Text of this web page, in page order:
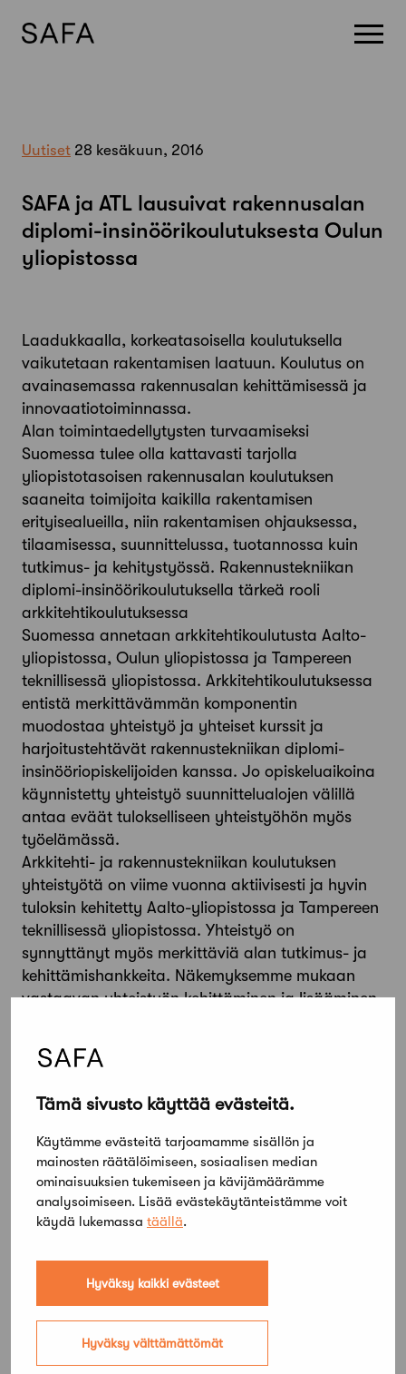
Tämä sivusto käyttää evästeitä.
Käytämme evästeitä tarjoamamme sisällön ja
mainosten räätälöimiseen, sosiaalisen median
ominaisuuksien tukemiseen ja kävijämäärämme
analysoimiseen. Lisää evästekäytänteistämme voit
käydä lukemassa täällä.
Hyväksy kaikki evästeet
Hyväksy välttämättömät
Uutiset 28 kesäkuun, 2016
SAFA ja ATL lausuivat rakennusalan
diplomi-insinöörikoulutuksesta Oulun
yliopistossa
Laadukkaalla, korkeatasoisella koulutuksella
vaikutetaan rakentamisen laatuun. Koulutus on
avainasemassa rakennusalan kehittämisessä ja
innovaatiotoiminnassa.
Alan toimintaedellytysten turvaamiseksi
Suomessa tulee olla kattavasti tarjolla
yliopistotasoisen rakennusalan koulutuksen
saaneita toimijoita kaikilla rakentamisen
erityisealueilla, niin rakentamisen ohjauksessa,
tilaamisessa, suunnittelussa, tuotannossa kuin
tutkimus- ja kehitystyössä. Rakennustekniikan
diplomi-insinöörikoulutuksella tärkeä rooli
arkkitehtikoulutuksessa
Suomessa annetaan arkkitehtikoulutusta Aalto-
yliopistossa, Oulun yliopistossa ja Tampereen
teknillisessä yliopistossa. Arkkitehtikoulutuksessa
entistä merkittävämmän komponentin
muodostaa yhteistyö ja yhteiset kurssit ja
harjoitustehtävät rakennustekniikan diplomi-
insinööriopiskelijoiden kanssa. Jo opiskeluaikoina
käynnistetty yhteistyö suunnittelualojen välillä
antaa eväät tulokselliseen yhteistyöhön myös
työelämässä.
Arkkitehti- ja rakennustekniikan koulutuksen
yhteistyötä on viime vuonna aktiivisesti ja hyvin
tuloksin kehitetty Aalto-yliopistossa ja Tampereen
teknillisessä yliopistossa. Yhteistyö on
synnyttänyt myös merkittäviä alan tutkimus- ja
kehittämishankkeita. Näkemyksemme mukaan
vastaavan yhteistyön kehittäminen ja lisääminen
lausunto:SAFAn ja ATL:n lausunto koskien
rakennusalan diplomi-insinöörikoulutusta Oulun
Takaisin
Jaa artikkeli